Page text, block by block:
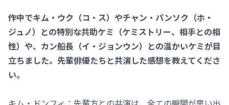
――作中でキム・ウク（コ・ス）やチャン・パンソク（ホ・
ジュノ）との特別な共助ケミ（ケミストリー、相手との相
性）や、カン船長（イ・ジョンウン）との温かいケミが目
立ちました。先輩俳優たちと共演した感想を教えてくださ
い。